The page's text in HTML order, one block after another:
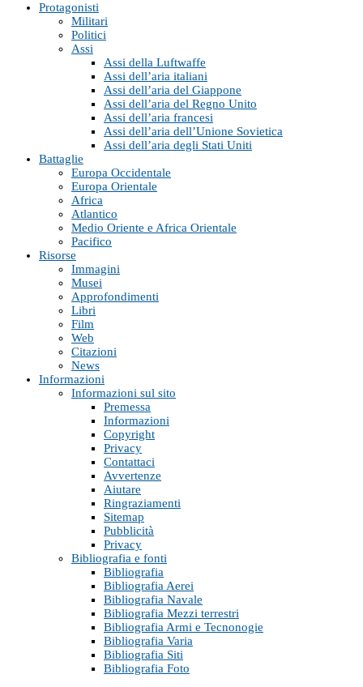
Protagonisti
Militari
Politici
Assi
Assi della Luftwaffe
Assi dell’aria italiani
Assi dell’aria del Giappone
Assi dell’aria del Regno Unito
Assi dell’aria francesi
Assi dell’aria dell’Unione Sovietica
Assi dell’aria degli Stati Uniti
Battaglie
Europa Occidentale
Europa Orientale
Africa
Atlantico
Medio Oriente e Africa Orientale
Pacifico
Risorse
Immagini
Musei
Approfondimenti
Libri
Film
Web
Citazioni
News
Informazioni
Informazioni sul sito
Premessa
Informazioni
Copyright
Privacy
Contattaci
Avvertenze
Aiutare
Ringraziamenti
Sitemap
Pubblicità
Privacy
Bibliografia e fonti
Bibliografia
Bibliografia Aerei
Bibliografia Navale
Bibliografia Mezzi terrestri
Bibliografia Armi e Tecnonogie
Bibliografia Varia
Bibliografia Siti
Bibliografia Foto